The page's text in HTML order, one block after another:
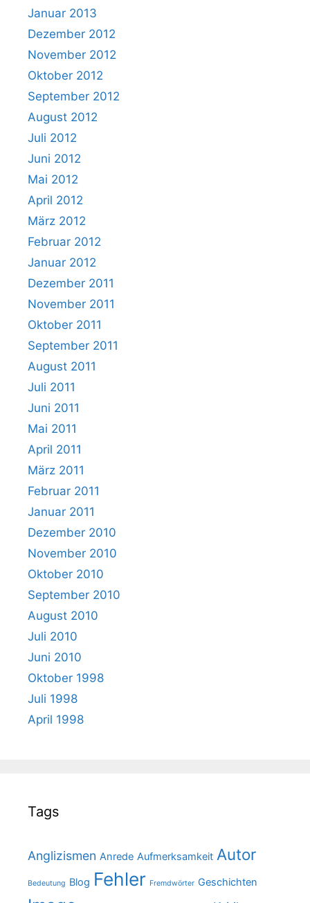
Januar 2013
Dezember 2012
November 2012
Oktober 2012
September 2012
August 2012
Juli 2012
Juni 2012
Mai 2012
April 2012
März 2012
Februar 2012
Januar 2012
Dezember 2011
November 2011
Oktober 2011
September 2011
August 2011
Juli 2011
Juni 2011
Mai 2011
April 2011
März 2011
Februar 2011
Januar 2011
Dezember 2010
November 2010
Oktober 2010
September 2010
August 2010
Juli 2010
Juni 2010
Oktober 1998
Juli 1998
April 1998
Tags
Anglizismen Anrede Aufmerksamkeit Autor
Bedeutung Blog Fehler Fremdwörter Geschichten